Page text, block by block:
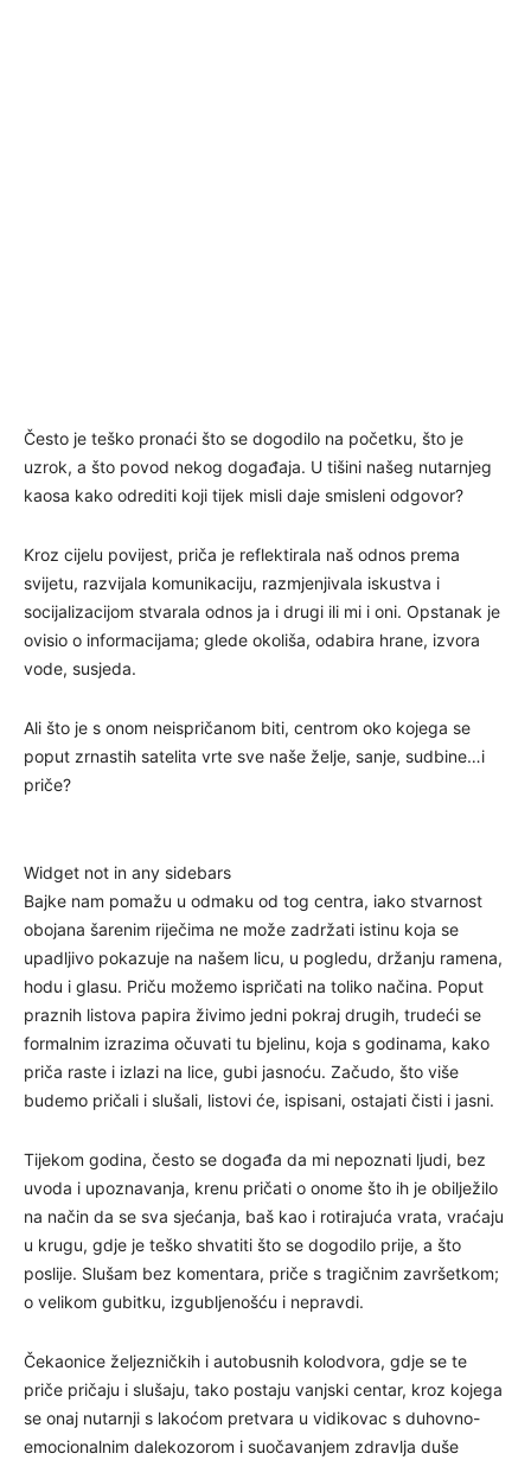
Često je teško pronaći što se dogodilo na početku, što je
uzrok, a što povod nekog događaja. U tišini našeg nutarnjeg
kaosa kako odrediti koji tijek misli daje smisleni odgovor?
Kroz cijelu povijest, priča je reflektirala naš odnos prema
svijetu, razvijala komunikaciju, razmjenjivala iskustva i
socijalizacijom stvarala odnos ja i drugi ili mi i oni. Opstanak je
ovisio o informacijama; glede okoliša, odabira hrane, izvora
vode, susjeda.
Ali što je s onom neispričanom biti, centrom oko kojega se
poput zrnastih satelita vrte sve naše želje, sanje, sudbine…i
priče?
Widget not in any sidebars
Bajke nam pomažu u odmaku od tog centra, iako stvarnost
obojana šarenim riječima ne može zadržati istinu koja se
upadljivo pokazuje na našem licu, u pogledu, držanju ramena,
hodu i glasu. Priču možemo ispričati na toliko načina. Poput
praznih listova papira živimo jedni pokraj drugih, trudeći se
formalnim izrazima očuvati tu bjelinu, koja s godinama, kako
priča raste i izlazi na lice, gubi jasnoću. Začudo, što više
budemo pričali i slušali, listovi će, ispisani, ostajati čisti i jasni.
Tijekom godina, često se događa da mi nepoznati ljudi, bez
uvoda i upoznavanja, krenu pričati o onome što ih je obilježilo
na način da se sva sjećanja, baš kao i rotirajuća vrata, vraćaju
u krugu, gdje je teško shvatiti što se dogodilo prije, a što
poslije. Slušam bez komentara, priče s tragičnim završetkom;
o velikom gubitku, izgubljenošću i nepravdi.
Čekaonice željezničkih i autobusnih kolodvora, gdje se te
priče pričaju i slušaju, tako postaju vanjski centar, kroz kojega
se onaj nutarnji s lakoćom pretvara u vidikovac s duhovno-
emocionalnim dalekozorom i suočavanjem zdravlja duše